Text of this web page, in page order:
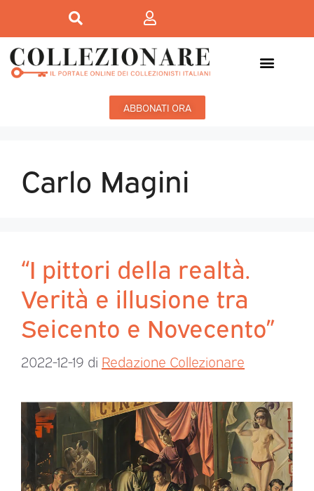
ABBONATI ORA
Carlo Magini
“I pittori della realtà.
Verità e illusione tra
Seicento e Novecento”
2022-12-19 di Redazione Collezionare